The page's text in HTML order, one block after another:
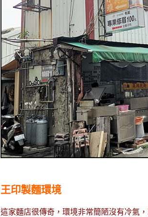
王印製麵環境
這家麵店很傳奇，環境非常簡陋沒有冷氣